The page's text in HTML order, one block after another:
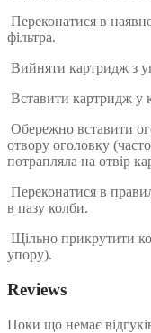
Переконатися в
фільтра.
Вийняти картридж з
Вставити картридж у
Обережно вставити
отвору оголовку
потрапляла на отвір
Переконатися в
в пазу колби.
Щільно прикрутити
упору).
Reviews
Поки що немає